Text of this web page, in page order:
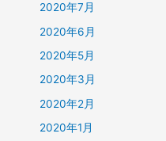
2020年7月
2020年6月
2020年5月
2020年3月
2020年2月
2020年1月